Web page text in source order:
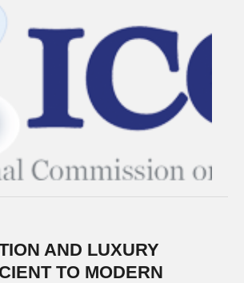
AND LUXURY
TO MODERN